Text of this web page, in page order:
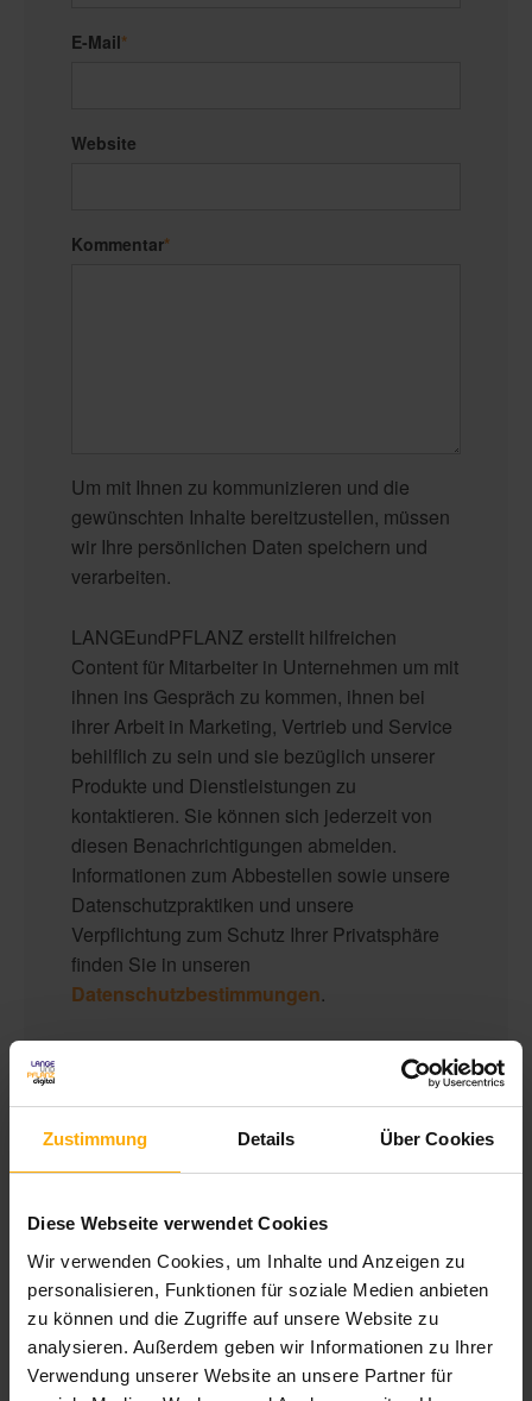
Zustimmung Details Über Cookies
Diese Webseite verwendet Cookies
Wir verwenden Cookies, um Inhalte und Anzeigen zu
personalisieren, Funktionen für soziale Medien anbieten
zu können und die Zugriffe auf unsere Website zu
analysieren. Außerdem geben wir Informationen zu Ihrer
Verwendung unserer Website an unsere Partner für
E-Mail*
Website
Kommentar*
Um mit Ihnen zu kommunizieren und die
gewünschten Inhalte bereitzustellen, müssen
wir Ihre persönlichen Daten speichern und
verarbeiten.
LANGEundPFLANZ erstellt hilfreichen
Content für Mitarbeiter in Unternehmen um mit
ihnen ins Gespräch zu kommen, ihnen bei
ihrer Arbeit in Marketing, Vertrieb und Service
behilflich zu sein und sie bezüglich unserer
Produkte und Dienstleistungen zu
kontaktieren. Sie können sich jederzeit von
diesen Benachrichtigungen abmelden.
Informationen zum Abbestellen sowie unsere
Datenschutzpraktiken und unsere
Verpflichtung zum Schutz Ihrer Privatsphäre
finden Sie in unseren
Datenschutzbestimmungen.
Inbound Marketing Blog
Mit diesem Blog informieren wir Sie über Neuigkeiten in den
Bereichen Inbound Marketing, Content Marketing und Online
Marketing. Außerdem erhalten Sie Tipps und Anregungen für